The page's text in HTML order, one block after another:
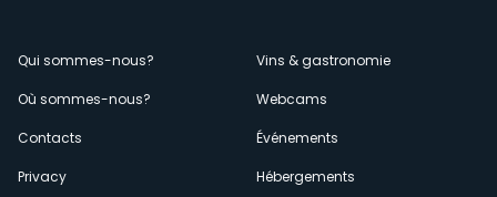
Menù
secondario
Qui sommes-nous?
Où sommes-nous?
Contacts
Privacy
Vins & gastronomie
Webcams
Événements
Hébergements